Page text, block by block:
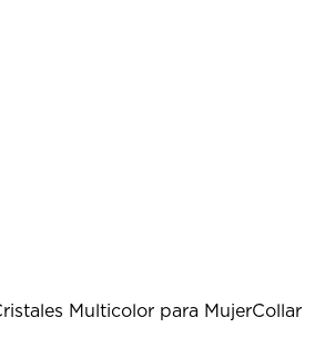
Multicolor para MujerCollar